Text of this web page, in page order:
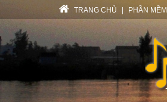
TRANG CHỦ PHẦN